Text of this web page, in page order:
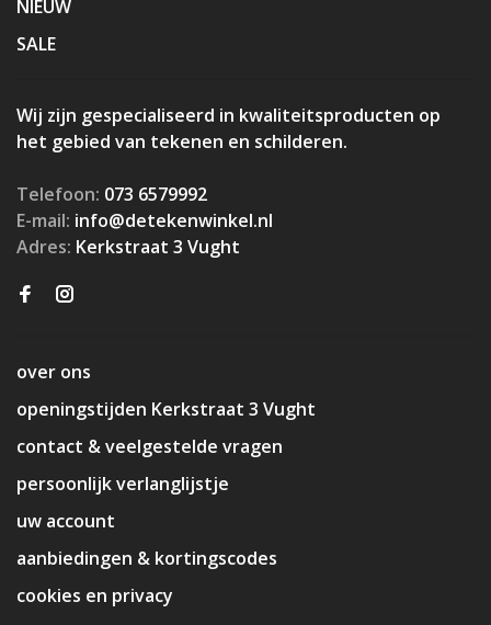
NIEUW
SALE
Wij zijn gespecialiseerd in kwaliteitsproducten op
het gebied van tekenen en schilderen.
Telefoon: 073 6579992
E-mail: info@detekenwinkel.nl
Adres: Kerkstraat 3 Vught
over ons
openingstijden Kerkstraat 3 Vught
contact & veelgestelde vragen
persoonlijk verlanglijstje
uw account
aanbiedingen & kortingscodes
cookies en privacy